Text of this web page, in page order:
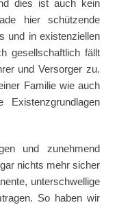
dies ist auch kein
hier schützende
und in existenziellen
gesellschaftlich fällt
und Versorger zu.
Familie wie auch
und zunehmend
nichts mehr sicher
unterschwellige
So haben wir